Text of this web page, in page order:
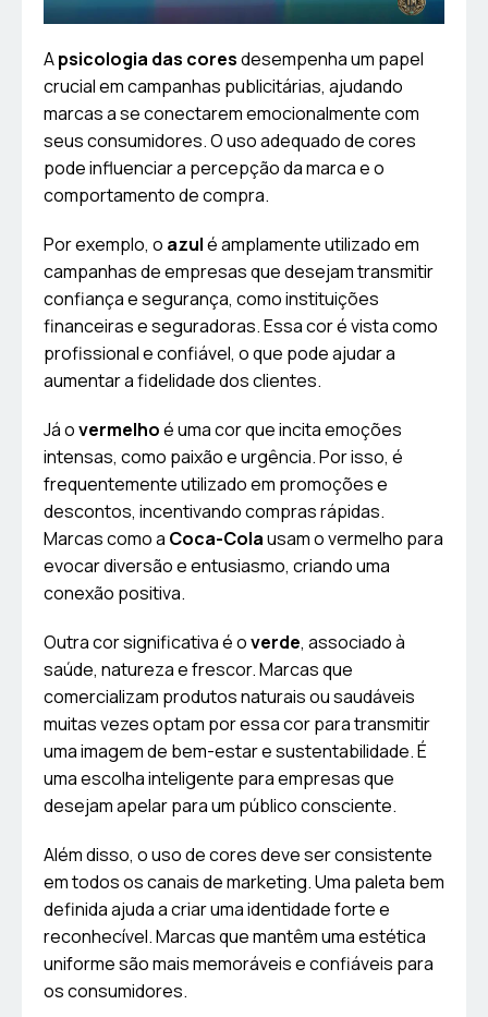
Apsicologia das coresdesempenha um papel
crucial em campanhas publicitárias, ajudando
marcas a se conectarem emocionalmente com
seus consumidores. O uso adequado de cores
pode influenciar a percepção da marca e o
comportamento de compra.
Por exemplo, o azulé amplamente utilizado em
campanhas de empresas que desejam transmitir
confiança e segurança, como instituições
financeiras e seguradoras. Essa cor é vista como
profissional e confiável, o que pode ajudar a
aumentar a fidelidade dos clientes.
Já overmelhoé uma cor que incita emoções
intensas, como paixão e urgência. Por isso, é
frequentemente utilizado em promoções e
descontos, incentivando compras rápidas.
Marcas como a Coca-Colausam o vermelho para
evocar diversão e entusiasmo, criando uma
conexão positiva.
Outra cor significativa é overde, associado à
saúde, natureza e frescor. Marcas que
comercializam produtos naturais ou saudáveis
muitas vezes optam por essa cor para transmitir
uma imagem de bem-estar e sustentabilidade. É
uma escolha inteligente para empresas que
desejam apelar para um público consciente.
Além disso, o uso de cores deve ser consistente
em todos os canais de marketing. Uma paleta bem
definida ajuda a criar uma identidade forte e
reconhecível. Marcas que mantêm uma estética
uniforme são mais memoráveis e confiáveis para
os consumidores.